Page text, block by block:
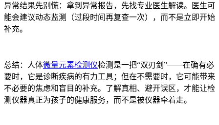
异常结果先别慌：拿到异常报告，先找专业医生解读。医生可
能会建议动态监测（过段时间再复查一次），而不是立即开始
补充。
总结：人体微量元素检测仪检测是一把“双刃剑”——在确有必
要时，它是诊断疾病的有力工具；但在不需要时，它可能带来
不必要的焦虑和盲目的补充。了解真相、避开误区，才能让检
测仪器真正为孩子的健康服务，而不是被仪器牵着走。